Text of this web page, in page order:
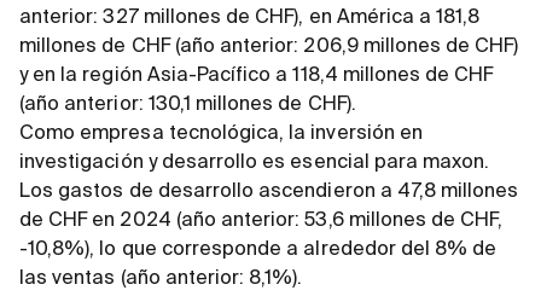
anterior: 327 millones de CHF), en América a 181,8
millones de CHF (año anterior: 206,9 millones de CHF)
y en la región Asia-Pacífico a 118,4 millones de CHF
(año anterior: 130,1 millones de CHF).
Como empresa tecnológica, la inversión en
investigación y desarrollo es esencial para maxon.
Los gastos de desarrollo ascendieron a 47,8 millones
de CHF en 2024 (año anterior: 53,6 millones de CHF,
-10,8%), lo que corresponde a alrededor del 8% de
las ventas (año anterior: 8,1%).